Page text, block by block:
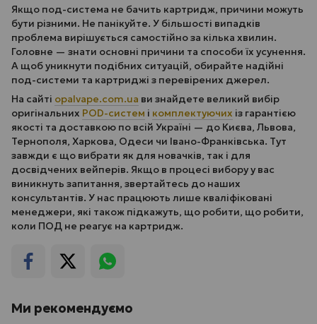
Якщо под-система не бачить картридж, причини можуть
бути різними. Не панікуйте. У більшості випадків
проблема вирішується самостійно за кілька хвилин.
Головне — знати основні причини та способи їх усунення.
А щоб уникнути подібних ситуацій, обирайте надійні
под-системи та картриджі з перевірених джерел.
На сайті opalvape.com.ua ви знайдете великий вибір
оригінальних POD-систем і комплектуючих із гарантією
якості та доставкою по всій Україні — до Києва, Львова,
Тернополя, Харкова, Одеси чи Івано-Франківська. Тут
завжди є що вибрати як для новачків, так і для
досвідчених вейперів. Якщо в процесі вибору у вас
виникнуть запитання, звертайтесь до наших
консультантів. У нас працюють лише кваліфіковані
менеджери, які також підкажуть, що робити, що робити,
коли ПОД не реагує на картридж.
Ми рекомендуємо